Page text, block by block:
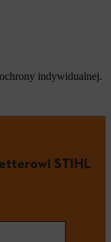
indywidualnej.
STIHL